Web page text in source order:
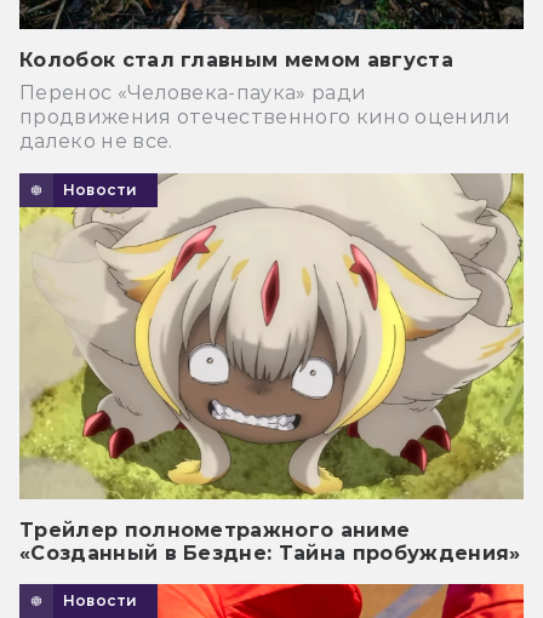
Колобок стал главным мемом августа
Перенос «Человека-паука» ради
продвижения отечественного кино оценили
далеко не все.
Новости
Трейлер полнометражного аниме
«Созданный в Бездне: Тайна пробуждения»
Новости